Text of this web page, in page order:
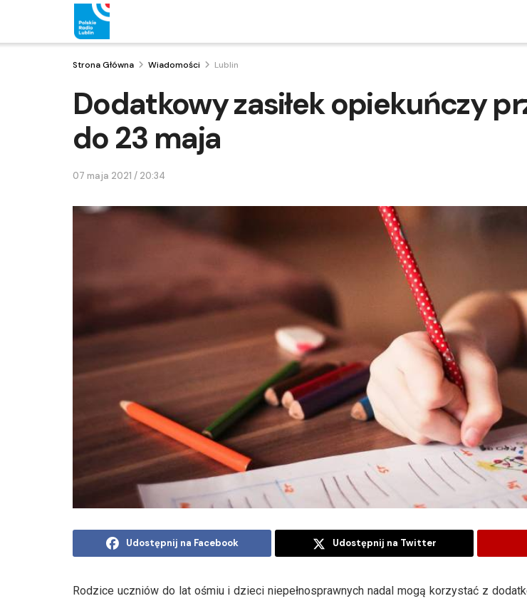
Strona Główna Wiadomości Lublin
Dodatkowy zasiłek opiekuńczy
do 23 maja
07 maja 2021 / 20:34
Udostępnij na Facebook Udostępnij na Twitter
Rodzice uczniów do lat ośmiu i dzieci niepełnosprawnych nadal mogą korzystać z